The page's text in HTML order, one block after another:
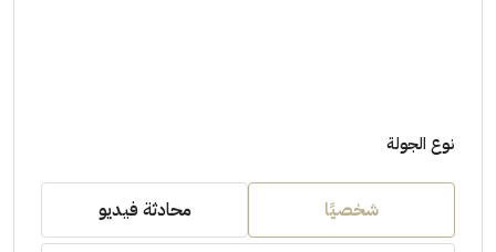
نوع الجولة
شخصيًا محادثة فيديو